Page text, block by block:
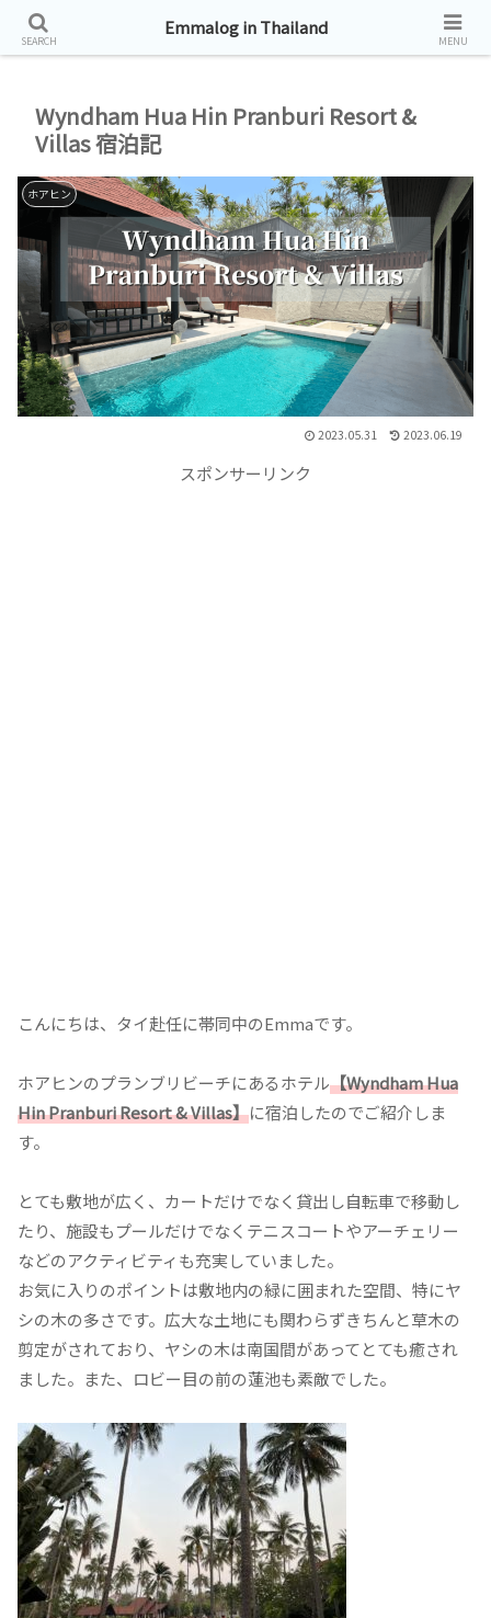
タイ帯同生活お届けしています。
Wyndham Hua Hin Pranburi Resort &
Villas 宿泊記
ホアヒン
2023.05.31 2023.06.19
スポンサーリンク
こんにちは、タイ赴任に帯同中のEmmaです。
ホアヒンのプランブリビーチにあるホテル【Wyndham Hua
Hin Pranburi Resort & Villas】に宿泊したのでご紹介しま
す。
とても敷地が広く、カートだけでなく貸出し自転車で移動し
たり、施設もプールだけでなくテニスコートやアーチェリー
などのアクティビティも充実していました。
お気に入りのポイントは敷地内の緑に囲まれた空間、特にヤ
シの木の多さです。広大な土地にも関わらずきちんと草木の
剪定がされており、ヤシの木は南国間があってとても癒され
ました。また、ロビー目の前の蓮池も素敵でした。
SEARCH
Emmalog in Thailand
MENU